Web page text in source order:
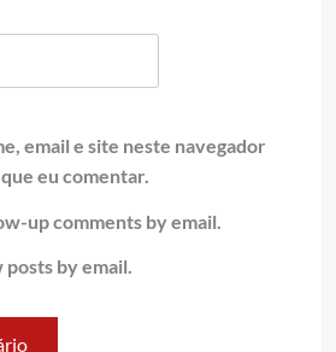
email e site neste navegador
eu comentar.
up comments by email.
by email.